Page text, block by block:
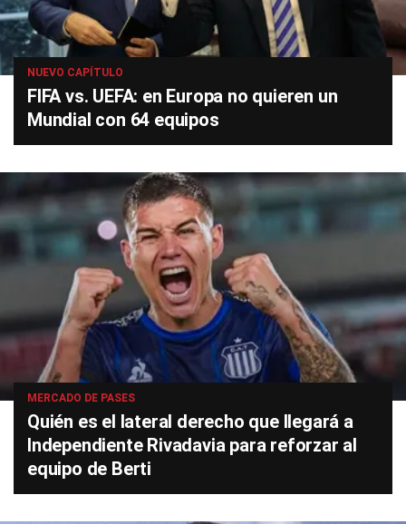
NUEVO CAPÍTULO
FIFA vs. UEFA: en Europa no quieren un
Mundial con 64 equipos
MERCADO DE PASES
Quién es el lateral derecho que llegará a
Independiente Rivadavia para reforzar al
equipo de Berti